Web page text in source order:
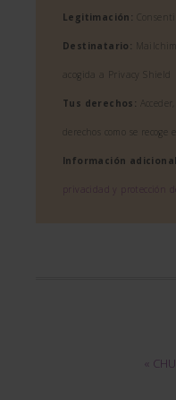
Legitimación:
Destinatario:
acogida a Privacy Shield
Tus derechos:
derechos como se
Información
privacidad y protección
«